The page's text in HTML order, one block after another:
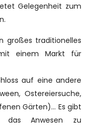
Gelegenheit zum
großes traditionelles
einem Markt für
auf eine andere
Ostereiersuche,
Gärten)… Es gibt
das Anwesen zu